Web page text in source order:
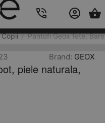
Copii / Pantofi Geox fete,
Brand: GEOX
piele naturala,